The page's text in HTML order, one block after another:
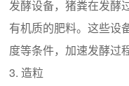
发酵设备，猪粪在发酵
有机质的肥料。这些设
度等条件，加速发酵过
3. 造粒